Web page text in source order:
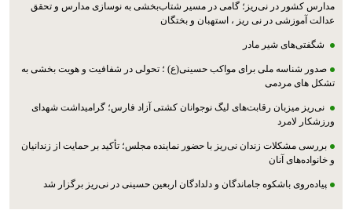
مدارس کشور در نی‌ریز؛ گامی در مسیر شتاب‌بخشی به نوسازی مدارس و تحقق
عدالت آموزشی در نی ریز ، استهبان و بختگان
شگفتی‌های شیر مادر
صدور شناسه ملی برای مواکب حسینی(ع) ؛ تحولی در شفافیت و هویت بخشی به
تشکل های مردمی
نی‌ریز میزبان رقابت‌های لیگ نوجوانان کشتی آزاد فارس؛ گرامیداشت شهدای
ورزشکار لامرد
بررسی مشکلات زندان نی‌ریز با حضور نماینده مجلس؛ تأکید بر حمایت از زندانیان
و خانواده‌های آنان
پیاده‌روی باشکوه جاماندگان و دلدادگان اربعین حسینی در نی‌ریز برگزار شد